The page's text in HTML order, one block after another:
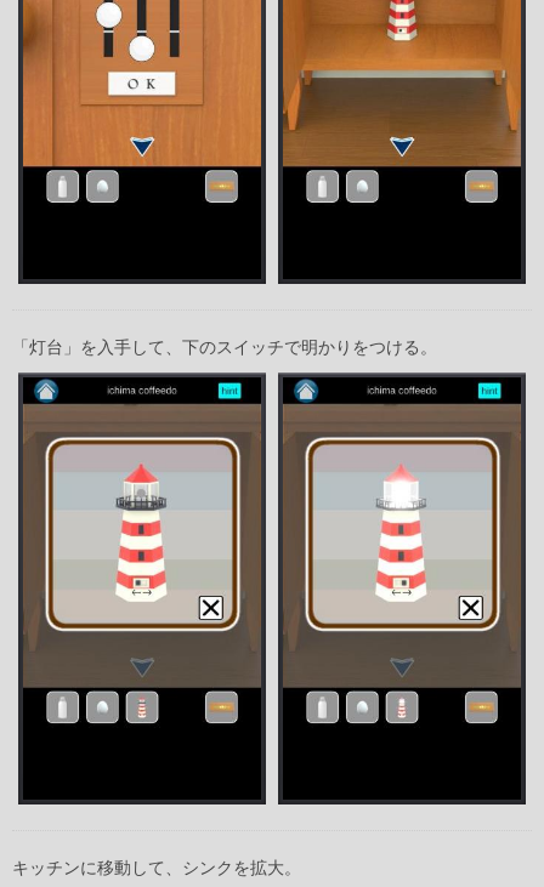
「灯台」を入手して、下のスイッチで明かりをつける。
キッチンに移動して、シンクを拡大。